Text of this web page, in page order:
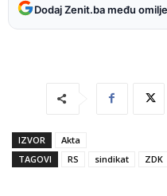
Dodaj Zenit.ba među
IZVOR
Akta
TAGOVI
RS sindikat ZDK